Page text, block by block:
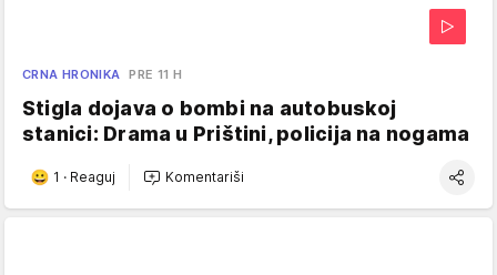
CRNA HRONIKA PRE 11 H
Stigla dojava o bombi na autobuskoj
stanici: Drama u Prištini, policija na nogama
1 · Reaguj Komentariši